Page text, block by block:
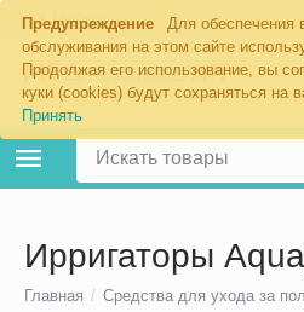
Предупреждение
Для обеспечения
обслуживания на этом сайте
Продолжая его использование, вы
куки (cookies) будут сохраняться на
Принять
Москва
Ирригаторы
Главная / Средства для ухода за